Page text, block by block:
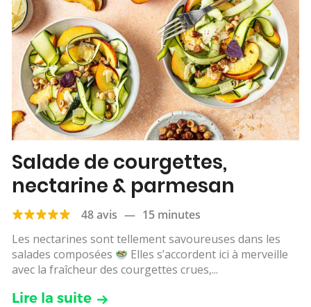
Salade de courgettes,
nectarine & parmesan
48 avis — 15 minutes
Les nectarines sont tellement savoureuses dans les
salades composées
Elles s’accordent ici à merveille
avec la fraîcheur des courgettes crues,...
Lire la suite